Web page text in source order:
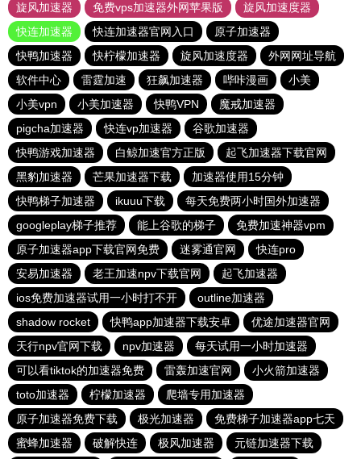
旋风加速器
免费vps加速器外网苹果版
旋风加速度器
快连加速器
快连加速器官网入口
原子加速器
快鸭加速器
快柠檬加速器 旋风加速度器
外网网址导航
软件中心
雷霆加速 狂飙加速器 哔咔漫画
小美
小美vpn
小美加速器 快鸭VPN
魔戒加速器
pigcha加速器
快连vp加速器
谷歌加速器
快鸭游戏加速器
白鲸加速官方正版
起飞加速器下载官网
黑豹加速器
芒果加速器下载
加速器使用15分钟
快鸭梯子加速器
ikuuu下载
每天免费两小时国外加速器
googleplay梯子推荐
能上谷歌的梯子
免费加速神器vpm
原子加速器app下载官网免费
迷雾通官网
快连pro
安易加速器
老王加速npv下载官网
起飞加速器
ios免费加速器试用一小时打不开
outline加速器
shadow rocket
快鸭app加速器下载安卓
优途加速器官网
天行npv官网下载
npv加速器
每天试用一小时加速器
可以看tiktok的加速器免费
雷轰加速官网
小火箭加速器
toto加速器
柠檬加速器
爬墙专用加速器
原子加速器免费下载
极光加速器
免费梯子加速器app七天
蜜蜂加速器
破解快连 极风加速器 元链加速器下载